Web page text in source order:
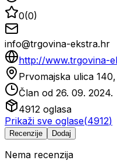
0(0)
info@trgovina-ekstra.hr
http://www.trgovina-
Prvomajska ulica
Član od 26. 09. 2024.
4912 oglasa
Prikaži sve oglase(4912)
Recenzije Dodaj
Nema recenzija